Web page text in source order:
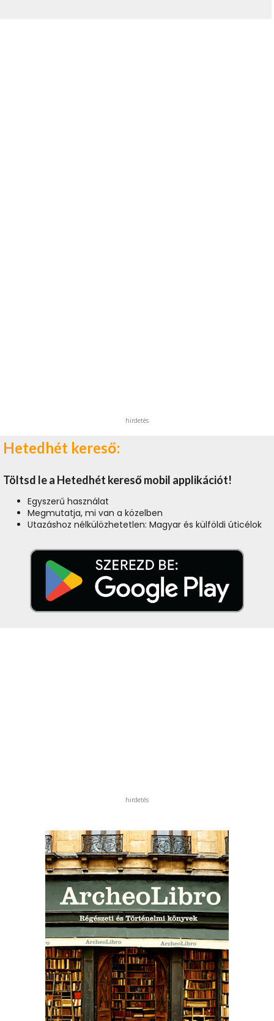
hirdetés
Hetedhét kereső:
Töltsd le a Hetedhét kereső mobil applikációt!
Egyszerű használat
Megmutatja, mi van a közelben
Utazáshoz nélkülözhetetlen: Magyar és külföldi úticélok
hirdetés